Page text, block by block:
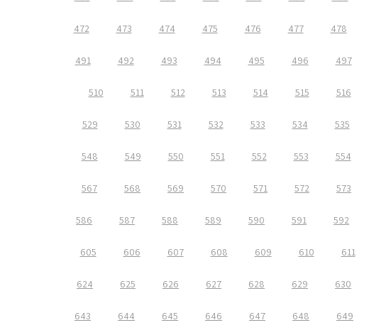
472 473 474 475 476 477 478
491 492 493 494 495 496 497
510 511 512 513 514 515 516
529 530 531 532 533 534 535
548 549 550 551 552 553 554
567 568 569 570 571 572 573
586 587 588 589 590 591 592
605 606 607 608 609 610 611
624 625 626 627 628 629 630
643 644 645 646 647 648 649